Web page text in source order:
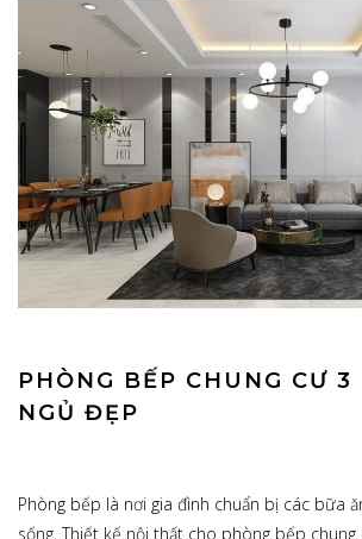
PHÒNG BẾP CHUNG CƯ 3
NGỦ ĐẸP
Phòng bếp là nơi gia đình chuẩn bị các bữa
sống. Thiết kế nội thất cho phòng bếp